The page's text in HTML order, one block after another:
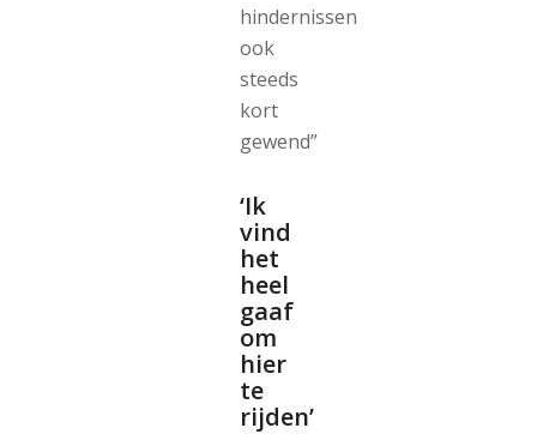
hindernissen
ook
steeds
kort
gewend”
‘Ik
vind
het
heel
gaaf
om
hier
te
rijden’